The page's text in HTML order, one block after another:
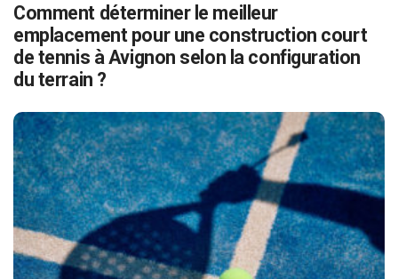
Comment déterminer le meilleur
emplacement pour une construction court
de tennis à Avignon selon la configuration
du terrain ?